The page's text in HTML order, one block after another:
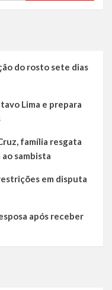
do
Forró,
e
pagode
do rosto sete dias
Lima e prepara
família resgata
sambista
em disputa
após receber